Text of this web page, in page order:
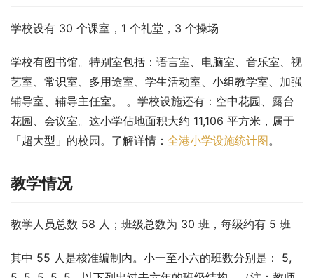
学校设有 30 个课室，1 个礼堂，3 个操场
学校有图书馆。特别室包括：语言室、电脑室、音乐室、视
艺室、常识室、多用途室、学生活动室、小组教学室、加强
辅导室、辅导主任室。 。学校设施还有：空中花园、露台
花园、会议室。这小学佔地面积大约 11,106 平方米，属于
「超大型」的校园。了解详情： 全港小学设施统计图。
教学情况
教学人员总数 58 人；班级总数为 30 班，每级约有 5 班
其中 55 人是核准编制内。小一至小六的班数分别是： 5,